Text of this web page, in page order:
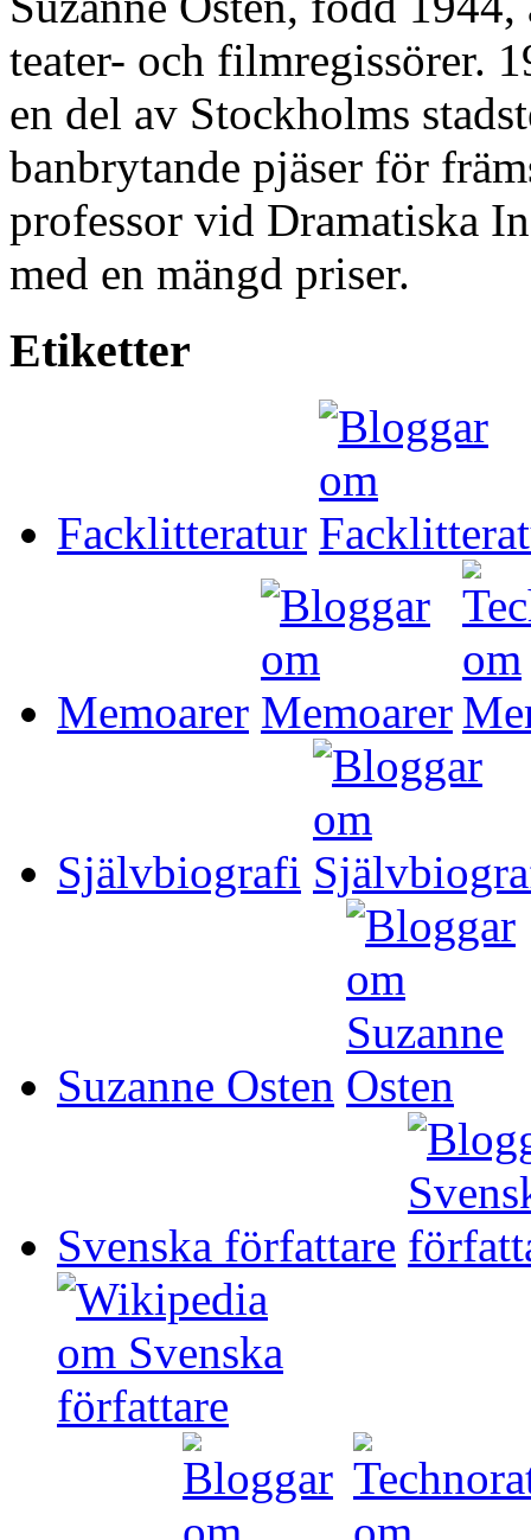
teater- och filmregissörer.
en del av Stockholms
banbrytande pjäser för
professor vid Dramatiska
med en mängd priser.
Etiketter
Facklitteratur
Memoarer
Självbiografi
Suzanne Osten
Svenska författare